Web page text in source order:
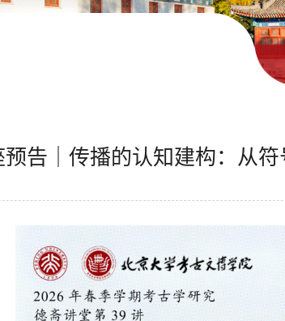
预告｜传播的认知建构：从